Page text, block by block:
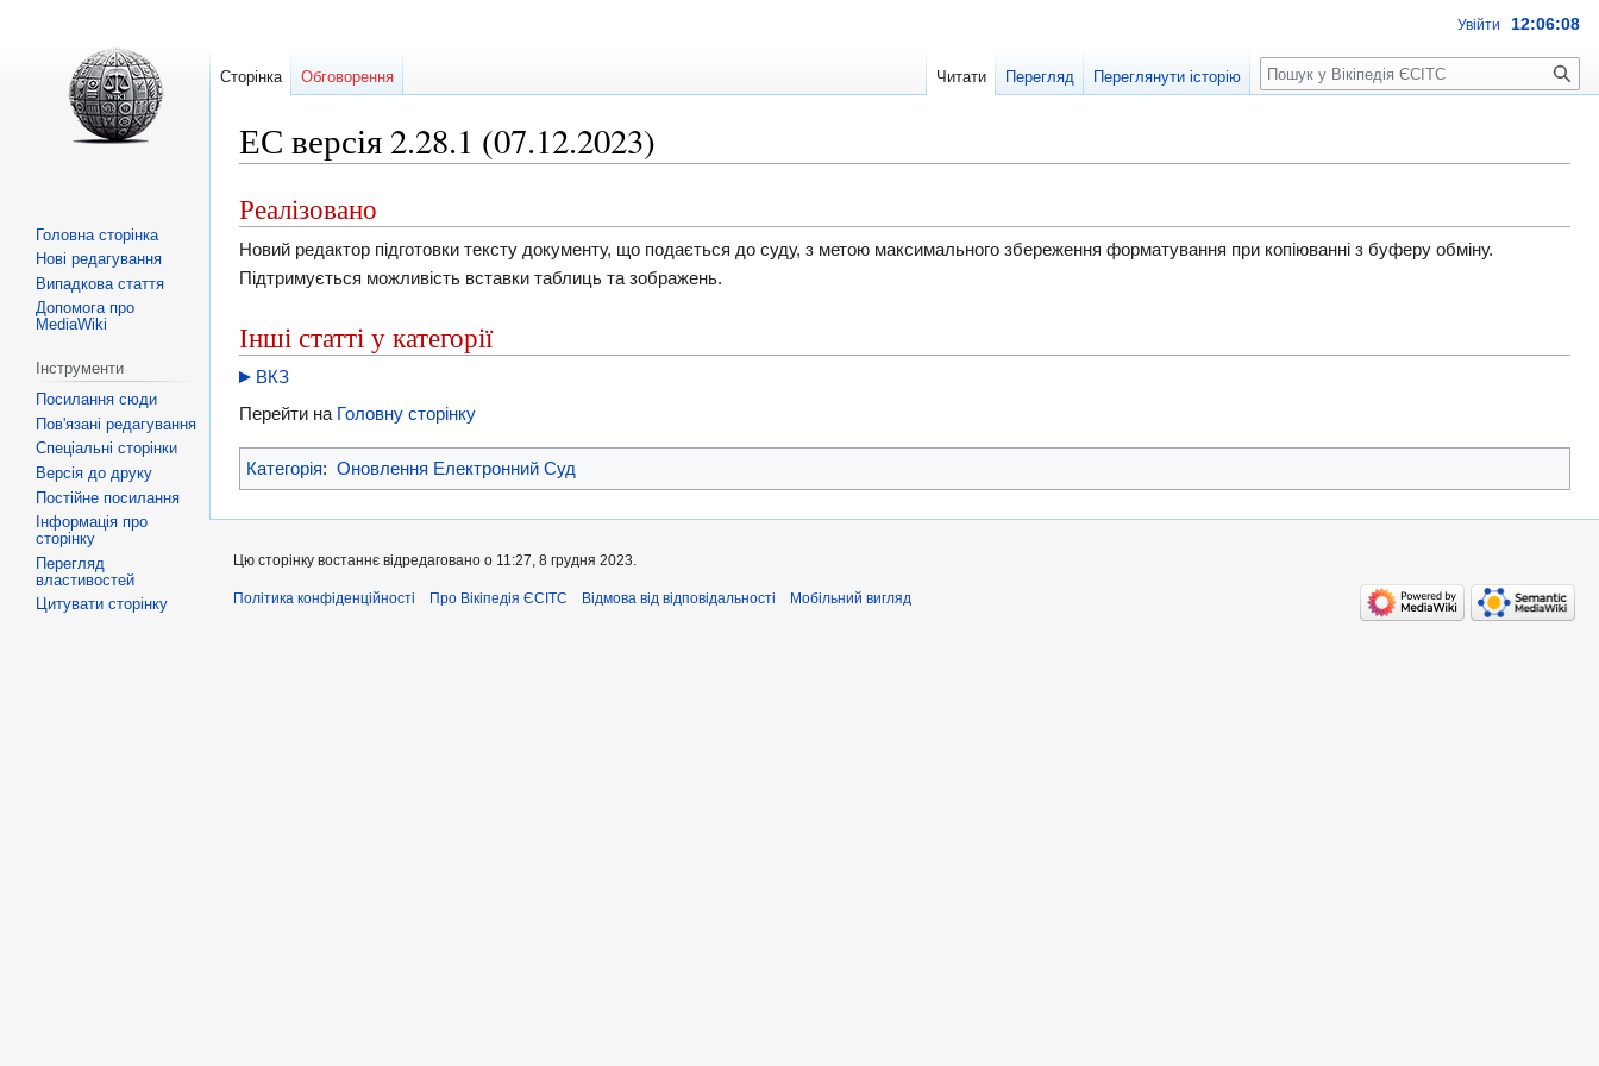
ЕС версія 2.28.1 (07.12.2023)
Перейти
до
навігації
Перейти
до
пошуку
Реалізовано
Новий редактор підготовки тексту документу, що подається до суду, з метою максимального збереження форматування при копіюванні з буферу обміну.
Підтримується можливість вставки таблиць та зображень.
Інші статті у категорії
ВКЗ
Перейти на Головну сторінку
Категорія: Оновлення Електронний Суд
Увійти 12:06:08
Сторінка Обговорення Читати Перегляд Переглянути історію Пошук
Головна сторінка
Нові редагування
Випадкова стаття
Допомога про
MediaWiki
Інструменти
Посилання сюди
Пов'язані редагування
Спеціальні сторінки
Версія до друку
Постійне посилання
Інформація про
сторінку
Перегляд
властивостей
Цитувати сторінку
Цю сторінку востаннє відредаговано о 11:27, 8 грудня 2023.
Політика конфіденційності Про Вікіпедія ЄСІТС Відмова від відповідальності Мобільний вигляд